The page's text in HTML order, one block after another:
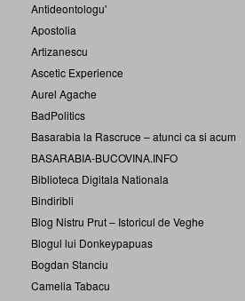
Antideontologu'
Apostolia
Artizanescu
Ascetic Experience
Aurel Agache
BadPolitics
Basarabia la Rascruce – atunci ca si acum
BASARABIA-BUCOVINA.INFO
Biblioteca Digitala Nationala
Bindiribli
Blog Nistru Prut – Istoricul de Veghe
Blogul lui Donkeypapuas
Bogdan Stanciu
Camelia Tabacu